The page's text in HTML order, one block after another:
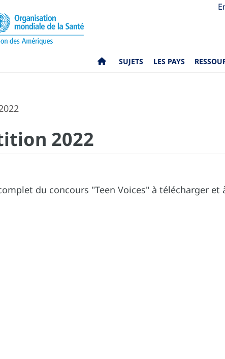
SUJETS LES PAYS
2022
du concours "Teen Voices" à télécharger et